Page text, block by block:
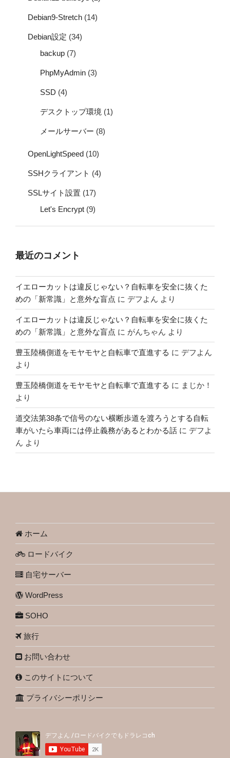
Debian9-Stretch (14)
Debian設定 (34)
backup (7)
PhpMyAdmin (3)
SSD (4)
デスクトップ環境 (1)
メールサーバー (8)
OpenLightSpeed (10)
SSHクライアント (4)
SSLサイト設置 (17)
Let's Encrypt (9)
最近のコメント
イエローカットは違反じゃない？自転車を安全に抜くた
めの「新常識」と意外な盲点 に デフよん より
イエローカットは違反じゃない？自転車を安全に抜くた
めの「新常識」と意外な盲点 に がんちゃん より
豊玉陸橋側道をモヤモヤと自転車で直進する に デフよん
より
豊玉陸橋側道をモヤモヤと自転車で直進する に まじか！
より
道交法第38条で信号のない横断歩道を渡ろうとする自転
車がいたら車両には停止義務があるとわかる話 に デフよ
ん より
ホーム
ロードバイク
自宅サーバー
WordPress
SOHO
旅行
お問い合わせ
このサイトについて
プライバシーポリシー